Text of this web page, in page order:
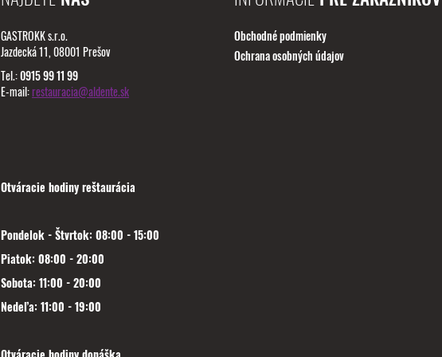
GASTROKK s.r.o.
Jazdecká 11, 08001 Prešov
Tel.:0915 99 11 99
E-mail:restauracia@aldente.sk
Otváracie hodiny reštaurácia
Pondelok - Štvrtok: 08:00 - 15:00
Piatok: 08:00 - 20:00
Sobota: 11:00 - 20:00
Nedeľa: 11:00 - 19:00
Obchodné podmienky
Ochrana osobných údajov